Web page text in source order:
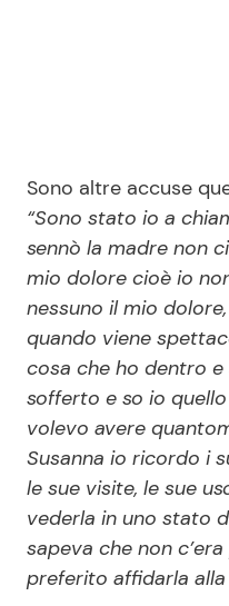
Sono altre accuse
“Sono stato io a
sennò la madre non
mio dolore cioè io
nessuno il mio
quando viene
cosa che ho dentro
sofferto e so io
volevo avere
Susanna io ricordo i
le sue visite, le sue
vederla in uno stato
sapeva che non
preferito affidarla alla